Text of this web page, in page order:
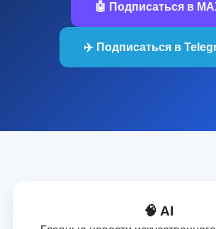
🤖 Подписаться в
✈️ Подписаться в
🧠 AI